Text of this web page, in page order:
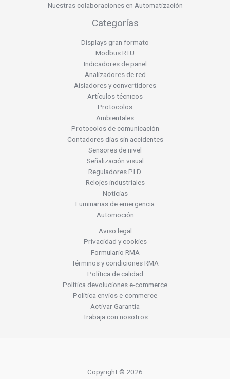
Nuestras colaboraciones en Automatización
Categorías
Displays gran formato
Modbus RTU
Indicadores de panel
Analizadores de red
Aisladores y convertidores
Artículos técnicos
Protocolos
Ambientales
Protocolos de comunicación
Contadores días sin accidentes
Sensores de nivel
Señalización visual
Reguladores P.I.D.
Relojes industriales
Notícias
Luminarias de emergencia
Automoción
Aviso legal
Privacidad y cookies
Formulario RMA
Términos y condiciones RMA
Política de calidad
Política devoluciones e-commerce
Política envíos e-commerce
Activar Garantía
Trabaja con nosotros
Copyright © 2026